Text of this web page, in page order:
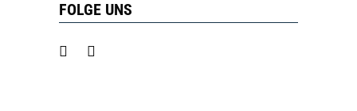
FOLGE UNS